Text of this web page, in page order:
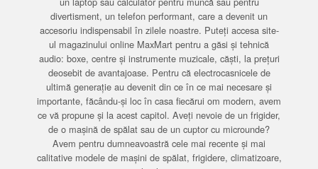
divertisment, un telefon performant, care a devenit un
accesoriu indispensabil în zilele noastre. Puteți accesa site-
ul magazinului online MaxMart pentru a găsi și tehnică
audio: boxe, centre și instrumente muzicale, căști, la prețuri
deosebit de avantajoase. Pentru că electrocasnicele de
ultimă generație au devenit din ce în ce mai necesare și
importante, făcându-și loc în casa fiecărui om modern, avem
ce vă propune și la acest capitol. Aveți nevoie de un frigider,
de o mașină de spălat sau de un cuptor cu microunde?
Avem pentru dumneavoastră cele mai recente și mai
calitative modele de mașini de spălat, frigidere, climatizoare,